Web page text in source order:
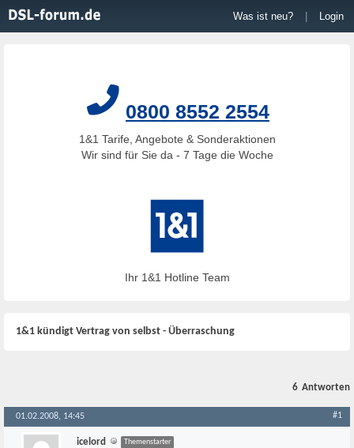
Was ist neu? Login
0800 8552 2554
1&1 Tarife, Angebote & Sonderaktionen
Wir sind für Sie da - 7 Tage die Woche
Ihr 1&1 Hotline Team
1&1 kündigt Vertrag von selbst - Überraschung
6 Antworten
01.02.2008, 14:45 #1
icelord Themenstarter